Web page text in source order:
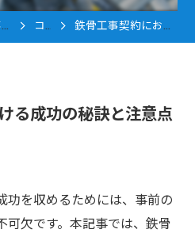
長野県長野市で鉄骨工事の求人なら株式会社innovation コラム 鉄骨工事契約における成功の秘訣と注意点
る成功の秘訣と注意点
功を収めるためには、事前の
欠です。本記事では、鉄骨